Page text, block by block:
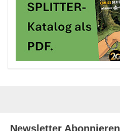
Newsletter Abonnieren